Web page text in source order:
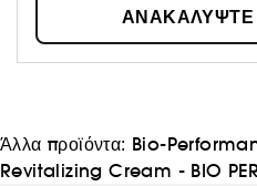
ΑΝΑΚΑΛΥΨΤΕ
Άλλα προϊόντα: Bio-
Revitalizing Cream - BIO